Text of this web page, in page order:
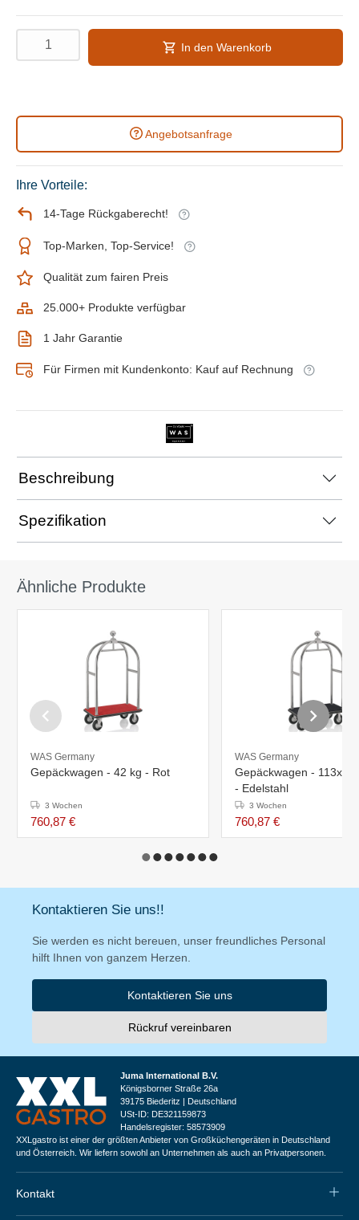
In den Warenkorb
Angebotsanfrage
Ihre Vorteile:
14-Tage Rückgaberecht!
Top-Marken, Top-Service!
Qualität zum fairen Preis
25.000+ Produkte verfügbar
1 Jahr Garantie
Für Firmen mit Kundenkonto: Kauf auf Rechnung
Beschreibung
Spezifikation
Ähnliche Produkte
WAS Germany
Gepäckwagen - 42 kg - Rot
3 Wochen
760,87 €
WAS Germany
Gepäckwagen -
- Edelstahl
3 Wochen
760,87 €
Kontaktieren Sie uns!!
Sie werden es nicht bereuen, unser freundliches Personal
hilft Ihnen von ganzem Herzen.
Kontaktieren Sie uns
Rückruf vereinbaren
Juma International B.V.
Königsborner Straße 26a
39175 Biederitz | Deutschland
USt-ID: DE321159873
Handelsregister: 58573909
XXLgastro ist einer der größten Anbieter von Großküchengeräten in Deutschland
und Österreich. Wir liefern sowohl an Unternehmen als auch an Privatpersonen.
Kontakt